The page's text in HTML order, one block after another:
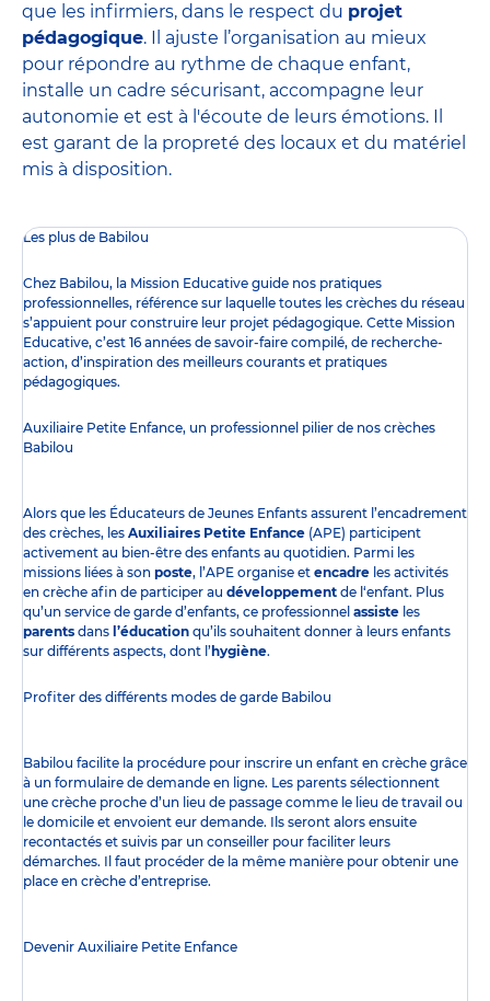
que les infirmiers, dans le respect du projet
pédagogique. Il ajuste l’organisation au mieux
pour répondre au rythme de chaque enfant,
installe un cadre sécurisant, accompagne leur
autonomie et est à l'écoute de leurs émotions. Il
est garant de la propreté des locaux et du matériel
mis à disposition.
Les plus de Babilou
Chez Babilou, la Mission Educative guide nos pratiques
professionnelles, référence sur laquelle toutes les crèches du réseau
s’appuient pour construire leur projet pédagogique. Cette Mission
Educative, c’est 16 années de savoir-faire compilé, de recherche-
action, d’inspiration des meilleurs courants et pratiques
pédagogiques.
Auxiliaire Petite Enfance, un professionnel pilier de nos crèches
Babilou
Alors que les Éducateurs de Jeunes Enfants assurent l’encadrement
des crèches, les Auxiliaires Petite Enfance (APE) participent
activement au bien-être des enfants au quotidien. Parmi les
missions liées à son poste, l’APE organise et encadre les activités
en crèche afin de participer au développement de l‘enfant. Plus
qu’un service de garde d’enfants, ce professionnel assiste les
parents dans l’éducation qu’ils souhaitent donner à leurs enfants
sur différents aspects, dont l’ hygiène.
Profiter des différents modes de garde Babilou
Babilou facilite la procédure pour inscrire un enfant en crèche grâce
à un formulaire de demande en ligne. Les parents sélectionnent
une crèche proche d’un lieu de passage comme le lieu de travail ou
le domicile et envoient eur demande. Ils seront alors ensuite
recontactés et suivis par un conseiller pour faciliter leurs
démarches. Il faut procéder de la même manière pour obtenir une
place en crèche d’entreprise.
Devenir Auxiliaire Petite Enfance